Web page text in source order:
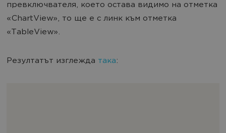
превключвателя, което остава видимо на отметка
«ChartView», то ще е с линк към отметка
«TableView».
Резултатът изглежда така: